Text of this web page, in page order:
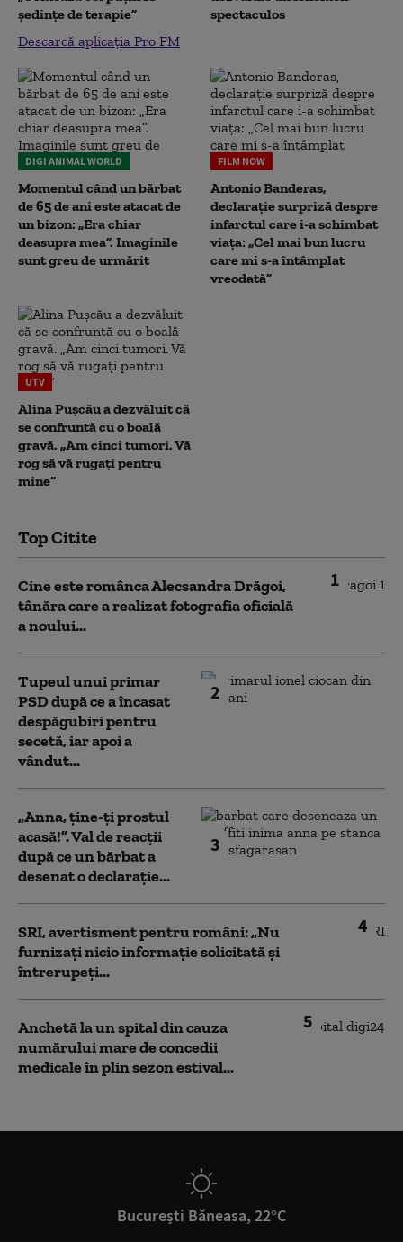
ședințe de terapie”
Descarcă aplicația Pro FM
spectaculos
DIGI ANIMAL WORLD
Momentul când un bărbat
de 65 de ani este atacat de
un bizon: „Era chiar
deasupra mea”. Imaginile
sunt greu de urmărit
FILM NOW
Antonio Banderas,
declarație surpriză despre
infarctul care i-a schimbat
viața: „Cel mai bun lucru
care mi s-a întâmplat
vreodată”
UTV
Alina Pușcău a dezvăluit că
se confruntă cu o boală
gravă. „Am cinci tumori. Vă
rog să vă rugați pentru
mine”
Top Citite
1
Cine este românca Alecsandra Drăgoi,
tânăra care a realizat fotografia oficială
a noului...
2
Tupeul unui primar
PSD după ce a încasat
despăgubiri pentru
secetă, iar apoi a
vândut...
3
„Anna, ţine-ţi prostul
acasă!”. Val de reacții
după ce un bărbat a
desenat o declarație...
4
SRI, avertisment pentru români: „Nu
furnizați nicio informație solicitată și
întrerupeți...
5
Anchetă la un spital din cauza
numărului mare de concedii
medicale în plin sezon estival...
București Băneasa, 22°C